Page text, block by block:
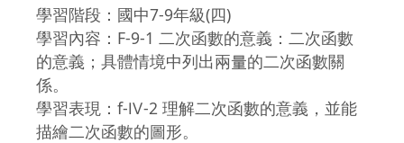
學習階段：國中7-9年級(四)
學習內容：F-9-1 二次函數的意義：二次函數
的意義；具體情境中列出兩量的二次函數關
係。
學習表現：f-Ⅳ-2 理解二次函數的意義，並能
描繪二次函數的圖形。